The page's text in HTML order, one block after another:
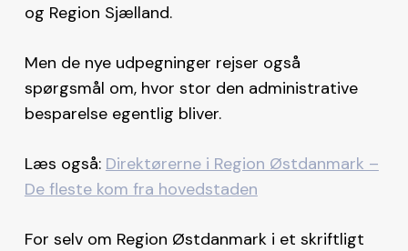
og Region Sjælland.
Men de nye udpegninger rejser også
spørgsmål om, hvor stor den administrative
besparelse egentlig bliver.
Læs også: Direktørerne i Region Østdanmark –
De fleste kom fra hovedstaden
For selv om Region Østdanmark i et skriftligt